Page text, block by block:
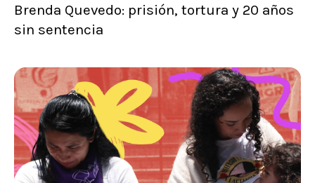
Brenda Quevedo: prisión, tortura y 20 años
sin sentencia